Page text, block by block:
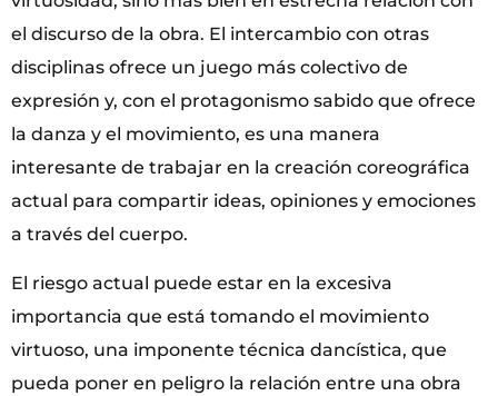
el discurso de la obra. El intercambio con otras
disciplinas ofrece un juego más colectivo de
expresión y, con el protagonismo sabido que ofrece
la danza y el movimiento, es una manera
interesante de trabajar en la creación coreográfica
actual para compartir ideas, opiniones y emociones
a través del cuerpo.
El riesgo actual puede estar en la excesiva
importancia que está tomando el movimiento
virtuoso, una imponente técnica dancística, que
pueda poner en peligro la relación entre una obra